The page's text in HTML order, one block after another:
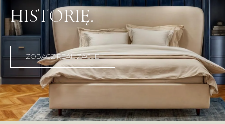
HISTORIĘ.
ZOBACZ REALIZACJE